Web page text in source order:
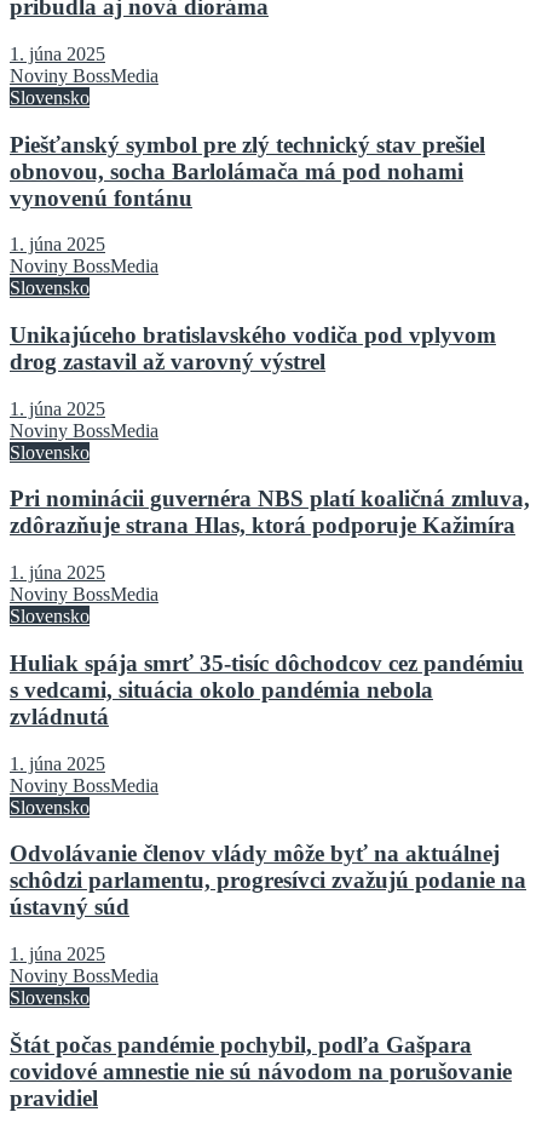
pribudla aj nová dioráma
1. júna 2025
Noviny BossMedia
Slovensko
Piešťanský symbol pre zlý technický stav prešiel
obnovou, socha Barlolámača má pod nohami
vynovenú fontánu
1. júna 2025
Noviny BossMedia
Slovensko
Unikajúceho bratislavského vodiča pod vplyvom
drog zastavil až varovný výstrel
1. júna 2025
Noviny BossMedia
Slovensko
Pri nominácii guvernéra NBS platí koaličná zmluva,
zdôrazňuje strana Hlas, ktorá podporuje Kažimíra
1. júna 2025
Noviny BossMedia
Slovensko
Huliak spája smrť 35-tisíc dôchodcov cez pandémiu
s vedcami, situácia okolo pandémia nebola
zvládnutá
1. júna 2025
Noviny BossMedia
Slovensko
Odvolávanie členov vlády môže byť na aktuálnej
schôdzi parlamentu, progresívci zvažujú podanie na
ústavný súd
1. júna 2025
Noviny BossMedia
Slovensko
Štát počas pandémie pochybil, podľa Gašpara
covidové amnestie nie sú návodom na porušovanie
pravidiel